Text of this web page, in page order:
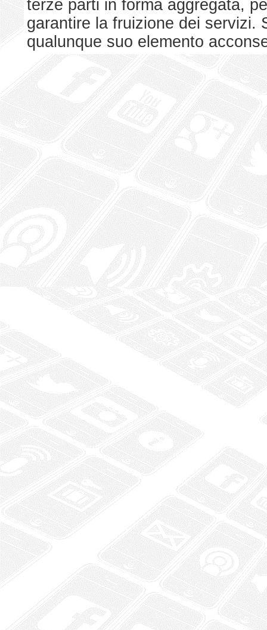
terze parti in forma aggregata,
garantire la fruizione dei servizi.
qualunque suo elemento